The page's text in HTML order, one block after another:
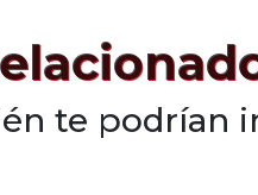
te podrían